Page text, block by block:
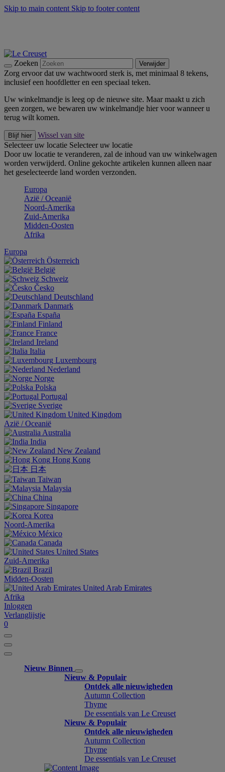
Skip to main content Skip to footer content
Zoeken Verwijder
Zorg ervoor dat uw wachtwoord sterk is, met minimaal 8 tekens,
inclusief een hoofdletter en een speciaal teken.
Uw winkelmandje is leeg op de nieuwe site. Maar maakt u zich
geen zorgen, we bewaren uw winkelmandje hier voor wanneer u
terug wilt komen.
Blijf hier
Wissel van site
Selecteer uw locatie Selecteer uw locatie
Door uw locatie te veranderen, zal de inhoud van uw winkelwagen
worden verwijderd. Online gekochte artikelen kunnen alleen naar
het geselecteerde land worden verzonden.
Europa
Aziё / Oceaniё
Noord-Amerika
Zuid-Amerika
Midden-Oosten
Afrika
Europa
Österreich
België
Schweiz
Česko
Deutschland
Danmark
España
Finland
France
Ireland
Italia
Luxembourg
Nederland
Norge
Polska
Portugal
Sverige
United Kingdom
Aziё / Oceaniё
Australia
India
New Zealand
Hong Kong
日本
Taiwan
Malaysia
China
Singapore
Korea
Noord-Amerika
México
Canada
United States
Zuid-Amerika
Brazil
Midden-Oosten
United Arab Emirates
Afrika
Inloggen
Verlanglijstje
0
Nieuw Binnen
Nieuw & Populair
Ontdek alle nieuwigheden
Autumn Collection
Thyme
De essentials van Le Creuset
Nieuw & Populair
Ontdek alle nieuwigheden
Autumn Collection
Thyme
De essentials van Le Creuset